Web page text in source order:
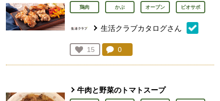
鶏肉 かぶ オーブン ビオサポ
生活クラブカタログさん
お気に入り登録：
15
人が登録
コメント：
0
牛肉と野菜のトマトスープ